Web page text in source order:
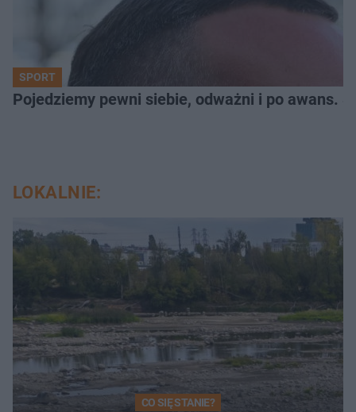
SPORT
Pojedziemy pewni siebie, odważni i po awans.
LOKALNIE:
CO SIĘ STANIE?